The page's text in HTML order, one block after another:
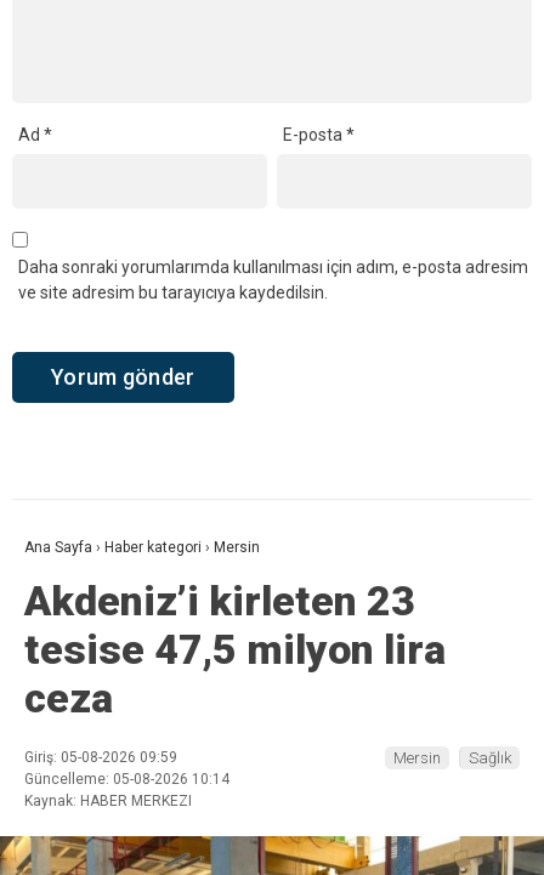
Ad * E-posta*
Daha sonraki yorumlarımda kullanılması için adım, e-posta adresim
ve site adresim bu tarayıcıya kaydedilsin.
Ana Sayfa › Haber kategori › Mersin
Akdeniz’i kirleten 23
tesise 47,5 milyon lira
ceza
Giriş: 05-08-2026 09:59
Güncelleme: 05-08-2026 10:14
Kaynak: HABER MERKEZI
Mersin Sağlık